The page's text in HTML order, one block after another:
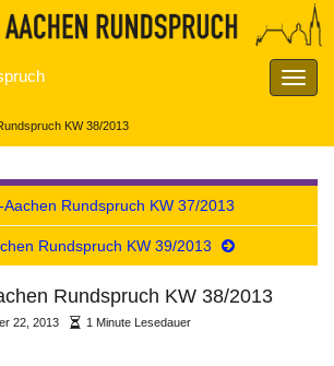
KW 38/2013
Aachen Rundspruch KW 37/2013
Rundspruch KW 39/2013
Rundspruch KW 38/2013
22, 2013 1 Minute Lesedauer